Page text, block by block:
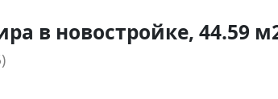
в новостройке, 44.59